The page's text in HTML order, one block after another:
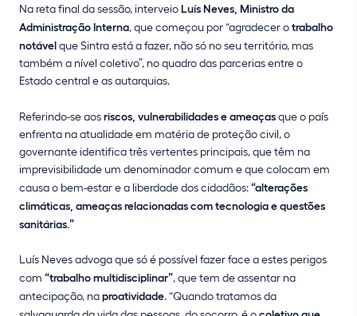
Na reta final da sessão, interveioLuís Neves, Ministro da
Administração Interna, que começou por “agradecer otrabalho
notávelque Sintra está a fazer, não só no seu território, mas
também a nível coletivo”, no quadro das parcerias entre o
Estado central e as autarquias.
Referindo-se aosriscos, vulnerabilidades e ameaçasque o país
enfrenta na atualidade em matéria de proteção civil, o
governante identifica três vertentes principais, que têm na
imprevisibilidade um denominador comum e que colocam em
causa o bem-estar e a liberdade dos cidadãos:“alterações
climáticas, ameaças relacionadas com tecnologia e questões
sanitárias.”
Luís Neves advoga que só é possível fazer face a estes perigos
com “trabalho multidisciplinar”, que tem de assentar na
antecipação, naproatividade. “Quando tratamos da
coletivo que